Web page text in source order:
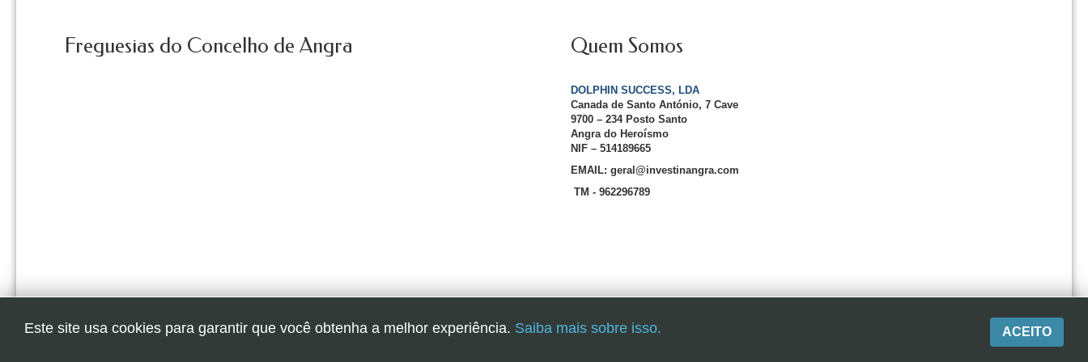
Freguesias do Concelho de Angra Quem Somos
DOLPHIN SUCCESS, LDA
Canada de Santo António, 7 Cave
9700 – 234 Posto Santo
Angra do Heroísmo
NIF – 514189665
EMAIL: geral@investinangra.com
TM - 962296789
Este site usa cookies para garantir que você obtenha a melhor experiência. Saiba mais sobre isso. ACEITO